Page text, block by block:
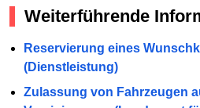
Weiterführende
Reservierung eines
(Dienstleistung)
Zulassung von Fahrzeugen